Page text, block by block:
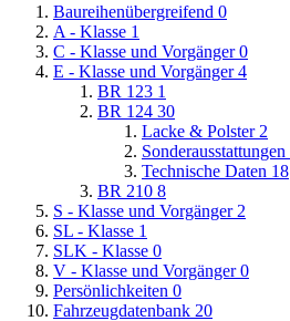
Baureihenübergreifend 0
A - Klasse 1
C - Klasse und Vorgänger 0
E - Klasse und Vorgänger 4
BR 123 1
BR 124 30
Lacke & Polster 2
Sonderausstattungen
Technische Daten 18
BR 210 8
S - Klasse und Vorgänger 2
SL - Klasse 1
SLK - Klasse 0
V - Klasse und Vorgänger 0
Persönlichkeiten 0
Fahrzeugdatenbank 20